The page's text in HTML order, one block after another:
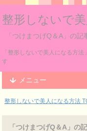
整形しないで
「つけまつげQ＆A」の記
「整形しないで美人になる方
す
メニュー
整形しないで美人になる方法
「つけまつげQ＆A」の